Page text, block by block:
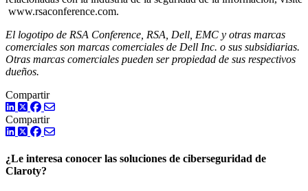
www.rsaconference.com.
El logotipo de RSA Conference, RSA, Dell, EMC y otras marcas
comerciales son marcas comerciales de Dell Inc. o sus subsidiarias.
Otras marcas comerciales pueden ser propiedad de sus respectivos
dueños.
Compartir
LinkedIn
TwitterFacebook
Compartir
LinkedIn
TwitterFacebook
¿Le interesa conocer las soluciones de ciberseguridad de
Claroty?